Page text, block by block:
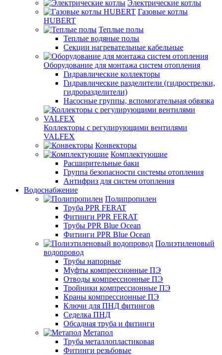
Электрические котлы
Газовые котлы
HUBERT
Теплые полы
Теплые водяные полы
Секции нагревательные кабельные
Оборудование для монтажа систем отопления
Гидравлические коллекторы
Гидравлические разделители (гидрострелки,
гидроразделители)
Насосные группы, вспомогательная обвязка
Коллекторы с регулирующими вентилями
VALFEX
Конвекторы
Комплектующие
Расширительные баки
Группа безопасности системы отопления
Антифриз для систем отопления
Водоснабжение
Полипропилен
Труба PPR FERAT
Фитинги PPR FERAT
Трубы PPR Blue Ocean
Фитинги PPR Blue Ocean
Полиэтиленовый
водопровод
Трубы напорные
Муфты компрессионные ПЭ
Отводы компрессионные ПЭ
Тройники компрессионные ПЭ
Краны компрессионные ПЭ
Ключи для ПНД фитингов
Седелка ПНД
Обсадная труба и фитинги
Метапол
Труба металлопластиковая
Фитинги резьбовые